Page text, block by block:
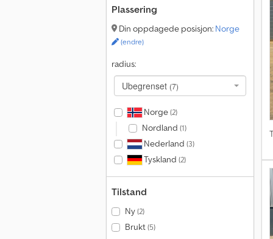
Plassering
Din oppdagede posisjon: Norge
(endre)
radius:
Ubegrenset (7)
Norge(2)
Nordland (1)
Nederland (3)
Tyskland (2)
Tilstand
Ny(2)
Brukt(5)